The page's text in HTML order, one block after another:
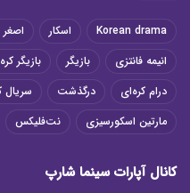
Korean drama اسکار
انیمه فانتزی
بازیگر بازیگر
درام کره‌ای
درگذشت سریال
مارتین اسکورسیزی
نت‌فلیکس
کانال آپارات سینما شارپ